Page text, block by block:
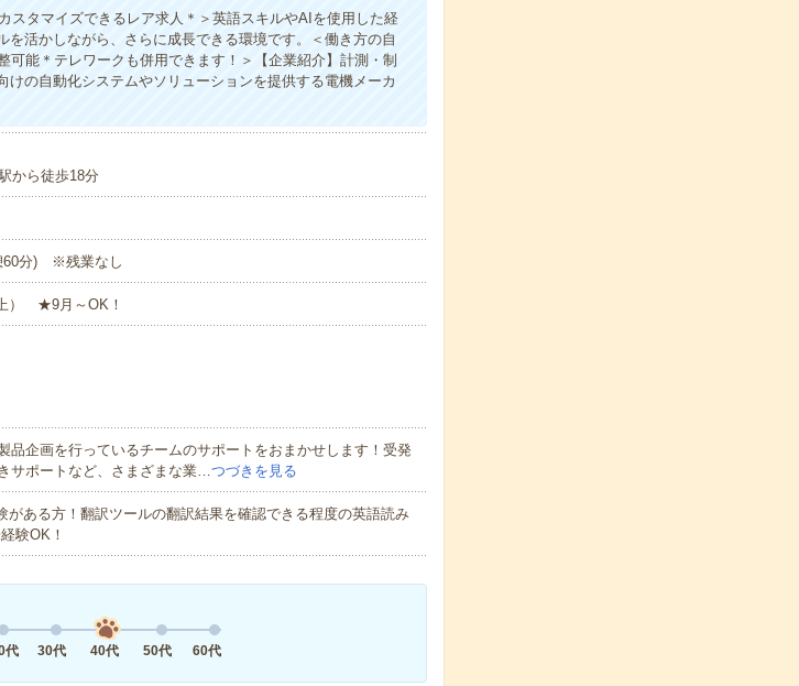
スタマイズできるレア求人＊＞英語スキルやAIを使用した経
活かしながら、さらに成長できる環境です。＜働き方の自
可能＊テレワークも併用できます！＞【企業紹介】計測・制
の自動化システムやソリューションを提供する電機メーカ
から徒歩18分
60分) ※残業なし
） ★9月～OK！
品企画を行っているチームのサポートをおまかせします！受発
サポートなど、さまざまな業…つづきを見る
がある方！翻訳ツールの翻訳結果を確認できる程度の英語読み
験OK！
代
30代 40代 50代 60代